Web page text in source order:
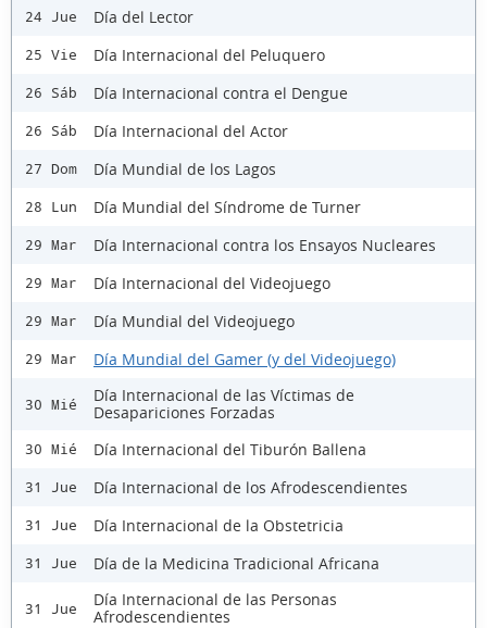
24 Jue Día del Lector
25 Vie Día Internacional del Peluquero
26 Sáb Día Internacional contra el Dengue
26 Sáb Día Internacional del Actor
27 Dom Día Mundial de los Lagos
28 Lun Día Mundial del Síndrome de Turner
29 Mar Día Internacional contra los Ensayos Nucleares
29 Mar Día Internacional del Videojuego
29 Mar Día Mundial del Videojuego
29 Mar Día Mundial del Gamer (y del Videojuego)
30 Mié
Día Internacional de las Víctimas de
Desapariciones Forzadas
30 Mié Día Internacional del Tiburón Ballena
31 Jue Día Internacional de los Afrodescendientes
31 Jue Día Internacional de la Obstetricia
31 Jue Día de la Medicina Tradicional Africana
31 Jue
Día Internacional de las Personas
Afrodescendientes